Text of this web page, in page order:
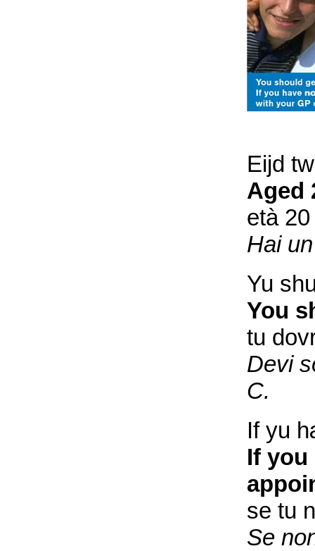
Eijd
Aged
età
Hai
Yu
You
tu
Devi
C.
If yu
If you
se tu
Se